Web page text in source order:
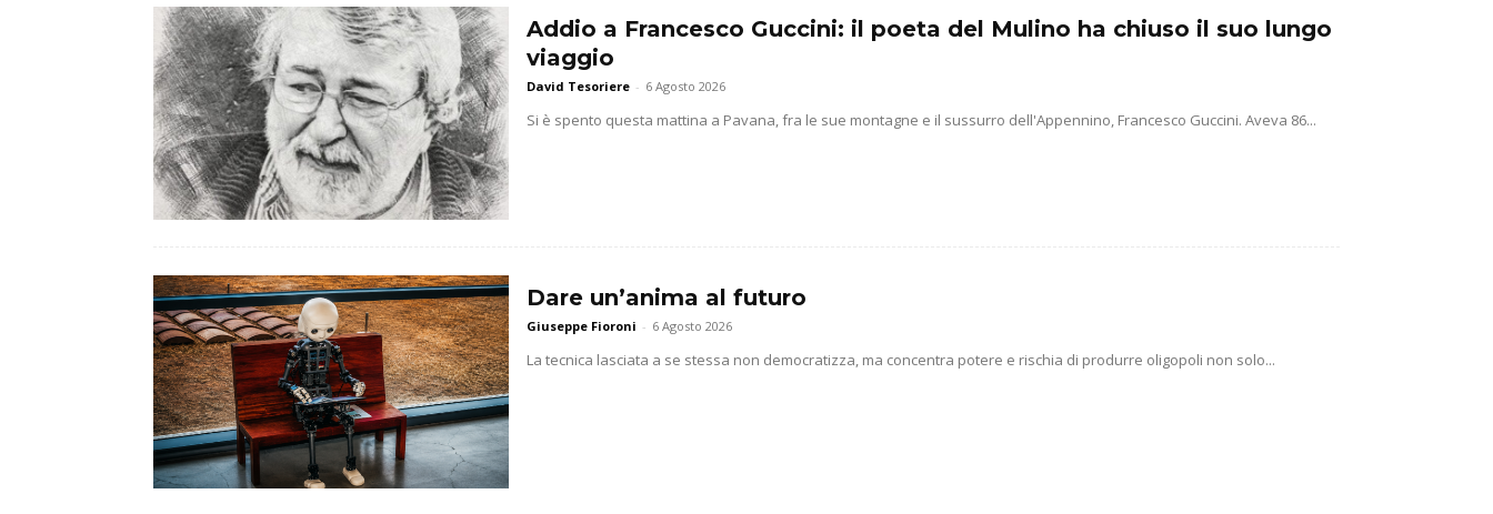
Addio a Francesco Guccini: il poeta del Mulino ha chiuso il suo lungo
viaggio
David Tesoriere - 6 Agosto 2026
Si è spento questa mattina a Pavana, fra le sue montagne e il sussurro dell'Appennino, Francesco Guccini. Aveva 86...
Dare un’anima al futuro
Giuseppe Fioroni - 6 Agosto 2026
La tecnica lasciata a se stessa non democratizza, ma concentra potere e rischia di produrre oligopoli non solo...